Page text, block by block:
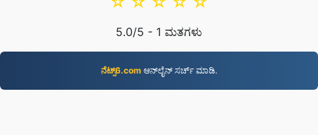
5.0/5 - 1 ಮತಗಳು
ನೆಟ್ಸ್6.com ಆನ್‌ಲೈನ್‌ ಸರ್ಚ್ ಮಾಡಿ.